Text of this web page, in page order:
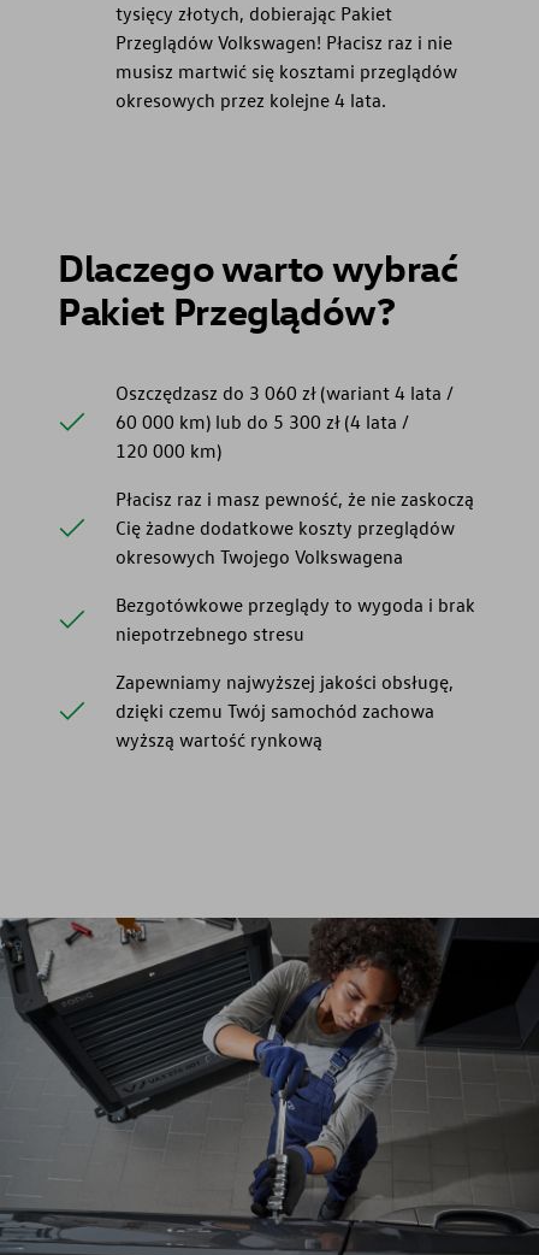
tysięcy złotych, dobierając Pakiet
Przeglądów Volkswagen! Płacisz raz i nie
musisz martwić się kosztami przeglądów
okresowych przez kolejne 4 lata.
Dlaczego warto wybrać
Pakiet Przeglądów?
Oszczędzasz do 3 060 zł (wariant 4 lata /
60 000 km) lub do 5 300 zł (4 lata /
120 000 km)
Płacisz raz i masz pewność, że nie zaskoczą
Cię żadne dodatkowe koszty przeglądów
okresowych Twojego Volkswagena
Bezgotówkowe przeglądy to wygoda i brak
niepotrzebnego stresu
Zapewniamy najwyższej jakości obsługę,
dzięki czemu Twój samochód zachowa
wyższą wartość rynkową